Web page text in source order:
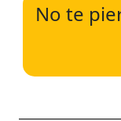
No te